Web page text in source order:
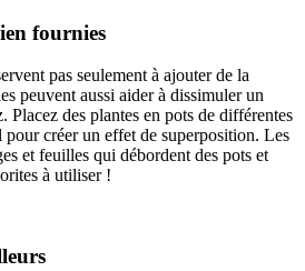
fournies
pas seulement à ajouter de la
peuvent aussi aider à dissimuler un
Placez des plantes en pots de différentes
pour créer un effet de superposition. Les
et feuilles qui débordent des pots et
à utiliser !